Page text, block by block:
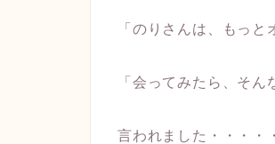
「のりさんは、もっ
「会ってみたら、そ
言われました・・・・